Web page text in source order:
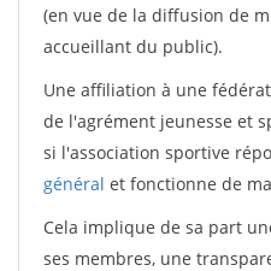
(en vue de la diffusion de
accueillant du public).
Une affiliation à une
de l'agrément jeunesse et
si l'association sportive
général et fonctionne de
Cela implique de sa part
ses membres, une